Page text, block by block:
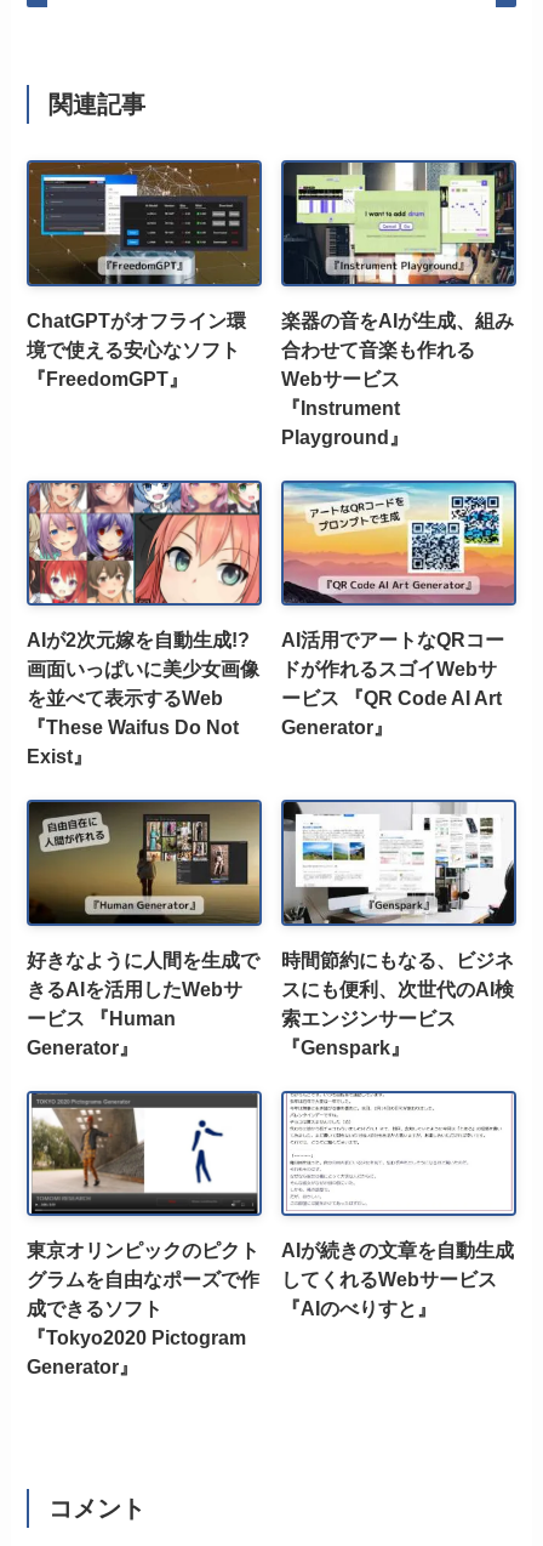
関連記事
ChatGPTがオフライン環
境で使える安心なソフト
『FreedomGPT』
楽器の音をAIが生成、組み
合わせて音楽も作れる
Webサービス
『Instrument
Playground』
AIが2次元嫁を自動生成!?
画面いっぱいに美少女画像
を並べて表示するWeb
『These Waifus Do Not
Exist』
AI活用でアートなQRコー
ドが作れるスゴイWebサ
ービス 『QR Code AI Art
Generator』
好きなように人間を生成で
きるAIを活用したWebサ
ービス 『Human
Generator』
時間節約にもなる、ビジネ
スにも便利、次世代のAI検
索エンジンサービス
『Genspark』
東京オリンピックのピクト
グラムを自由なポーズで作
成できるソフト
『Tokyo2020 Pictogram
Generator』
AIが続きの文章を自動生成
してくれるWebサービス
『AIのべりすと』
コメント